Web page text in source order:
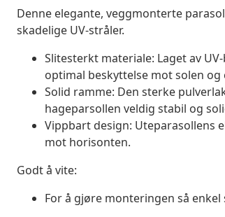
Denne elegante, veggmonterte
skadelige UV-stråler.
Slitesterkt materiale: Laget av
optimal beskyttelse mot solen og
Solid ramme: Den sterke
hageparsollen veldig stabil og
Vippbart design: Uteparasollens
mot horisonten.
Godt å vite:
For å gjøre monteringen så